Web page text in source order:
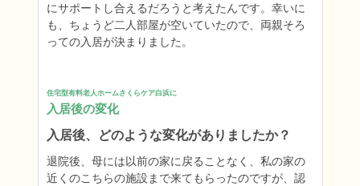
にサポートし合えるだろうと考えたんです。幸いに
も、ちょうど二人部屋が空いていたので、両親そろ
住宅型有料老人ホームさくらケア白浜に
入居後の変化
入居後、どのような変化がありましたか？
退院後、母には以前の家に戻ることなく、私の家の
近くのこちらの施設まで来てもらったのですが、認